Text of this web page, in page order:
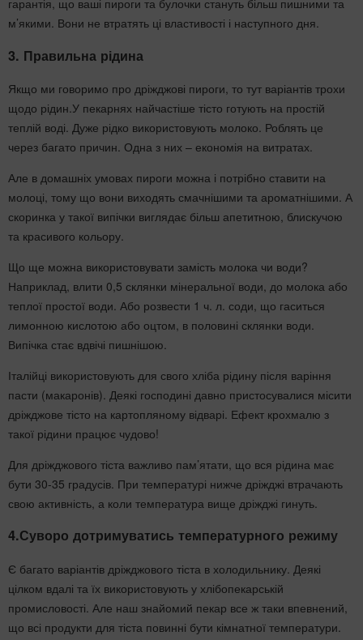
гарантія, що ваші пироги та булочки стануть більш пишними та
м’якими. Вони не втратять ці властивості і наступного дня.
3. Правильна рідина
Якщо ми говоримо про дріжджові пироги, то тут варіантів трохи
щодо рідин.У пекарнях найчастіше тісто готують на простій
теплій воді. Дуже рідко використовують молоко. Роблять це
через багато причин. Одна з них – економія на витратах.
Але в домашніх умовах пироги можна і потрібно ставити на
молоці, тому що вони виходять смачнішими та ароматнішими. А
скоринка у такої випічки виглядає більш апетитною, блискучою
та красивого кольору.
Що ще можна використовувати замість молока чи води?
Наприклад, влити 0,5 склянки мінеральної води, до молока або
теплої простої води. Або розвести 1 ч. л. соди, що гаситься
лимонною кислотою або оцтом, в половині склянки води.
Випічка стає вдвічі пишнішою.
Італійці використовують для свого хліба рідину після варіння
пасти (макаронів). Деякі господині давно пристосувалися місити
дріжджове тісто на картопляному відварі. Ефект крохмалю з
такої рідини працює чудово!
Для дріжджового тіста важливо пам’ятати, що вся рідина має
бути 30-35 градусів. При температурі нижче дріжджі втрачають
свою активність, а коли температура вище дріжджі гинуть.
4.Суворо дотримуватись температурного режиму
Є багато варіантів дріжджового тіста в холодильнику. Деякі
цілком вдалі та їх використовують у хлібопекарській
промисловості. Але наш знайомий пекар все ж таки впевнений,
що всі продукти для тіста повинні бути кімнатної температури.